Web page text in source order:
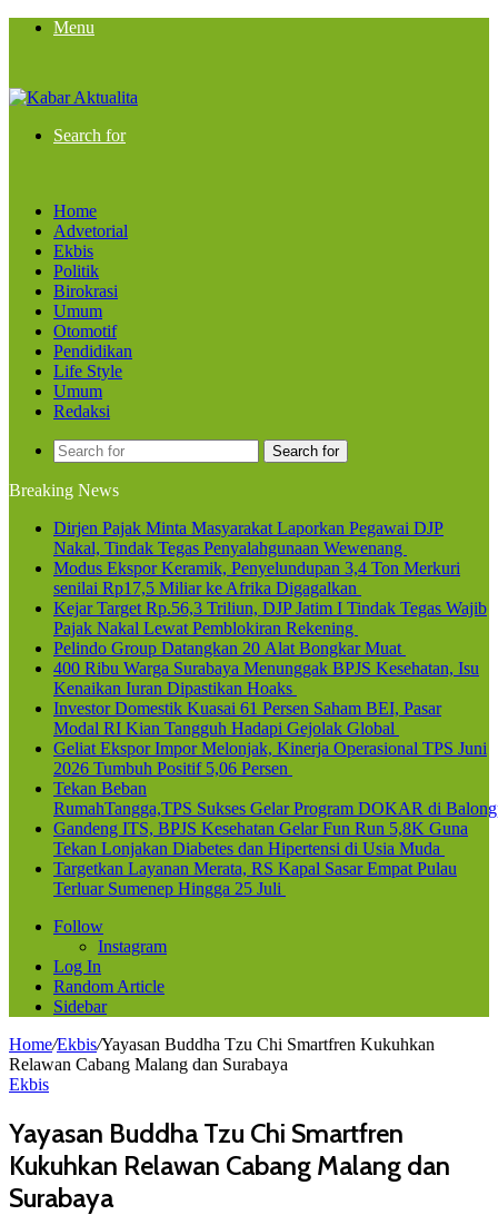
Menu
Search for
Home
Advetorial
Ekbis
Politik
Birokrasi
Umum
Otomotif
Pendidikan
Life Style
Umum
Redaksi
Search for
Breaking News
Dirjen Pajak Minta Masyarakat Laporkan Pegawai DJP
Nakal, Tindak Tegas Penyalahgunaan Wewenang
Modus Ekspor Keramik, Penyelundupan 3,4 Ton Merkuri
senilai Rp17,5 Miliar ke Afrika Digagalkan
Kejar Target Rp.56,3 Triliun, DJP Jatim I Tindak Tegas Wajib
Pajak Nakal Lewat Pemblokiran Rekening
Pelindo Group Datangkan 20 Alat Bongkar Muat
400 Ribu Warga Surabaya Menunggak BPJS Kesehatan, Isu
Kenaikan Iuran Dipastikan Hoaks
Investor Domestik Kuasai 61 Persen Saham BEI, Pasar
Modal RI Kian Tangguh Hadapi Gejolak Global
Geliat Ekspor Impor Melonjak, Kinerja Operasional TPS Juni
2026 Tumbuh Positif 5,06 Persen
Tekan Beban
RumahTangga,TPS Sukses Gelar Program DOKAR di
Gandeng ITS, BPJS Kesehatan Gelar Fun Run 5,8K Guna
Tekan Lonjakan Diabetes dan Hipertensi di Usia Muda
Targetkan Layanan Merata, RS Kapal Sasar Empat Pulau
Terluar Sumenep Hingga 25 Juli
Follow
Instagram
Log In
Random Article
Sidebar
Home/Ekbis/Yayasan Buddha Tzu Chi Smartfren Kukuhkan
Relawan Cabang Malang dan Surabaya
Ekbis
Yayasan Buddha Tzu Chi Smartfren
Kukuhkan Relawan Cabang Malang dan
Surabaya